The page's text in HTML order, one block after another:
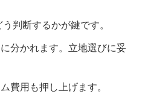
判断するかが鍵です。
分かれます。立地選びに妥
費用も押し上げます。